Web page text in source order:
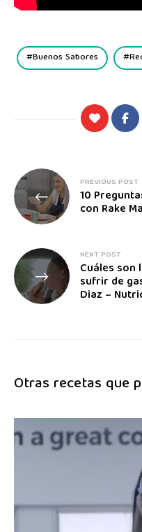
Buenos Sabores
PREVIOUS POST
10
con Rake
NEXT POST
Cuáles
sufrir de
Diaz –
Otras recetas que